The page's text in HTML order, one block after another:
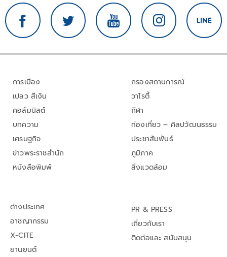
การเมือง
เปลว สีเงิน
คอลัมนิสต์
บทความ
เศรษฐกิจ
ข่าวพระราชสำนัก
หนังสือพิมพ์
กรองสถานการณ์
วาไรตี้
กีฬา
ท่องเที่ยว – ศิลปวัฒนธรรม
ประชาสัมพันธ์
ภูมิภาค
สิ่งแวดล้อม
ต่างประเทศ
อาชญากรรม
X-CITE
ยานยนต์
PR & PRESS
เกี่ยวกับเรา
ติดต่อและ สนับสนุน